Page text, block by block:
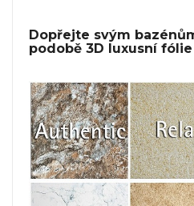
Dopřejte svým
podobě 3D luxusní